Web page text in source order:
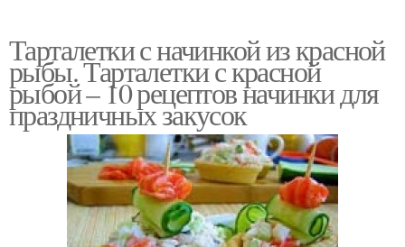
Тарталетки с начинкой из красной
рыбы. Тарталетки с красной
рыбой – 10 рецептов начинки для
праздничных закусок